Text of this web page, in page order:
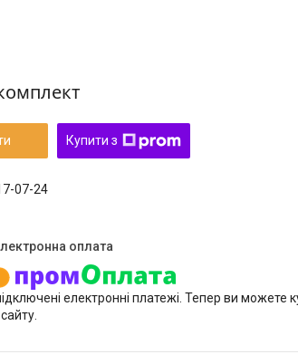
Купити з
07-24
електронні платежі. Тепер ви можете